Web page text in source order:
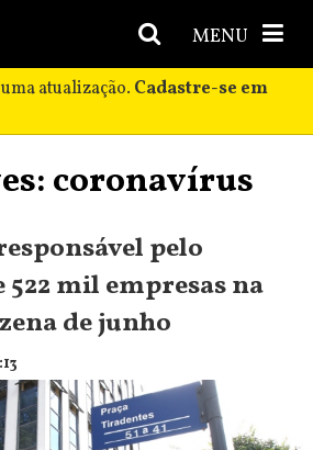
MENU
atualização. Cadastre-se em
coronavírus
pelo
mil empresas na
de junho